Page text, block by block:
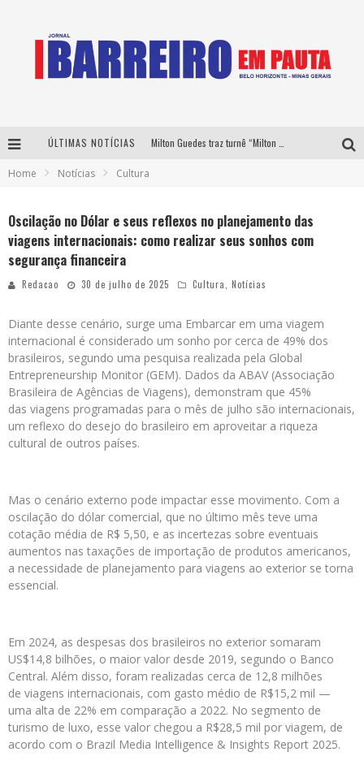
ÚLTIMAS NOTÍCIAS
Yan traz a turnê nacional do PagodYANdo para Belo Horizonte
Home Notícias Cultura
Oscilação no Dólar e seus reflexos no planejamento das
viagens internacionais: como realizar seus sonhos com
segurança financeira
Redacao 30 de julho de 2025 Cultura Notícias
Diante desse cenário, surge uma Embarcar em uma viagem
internacional é considerado um sonho por cerca de 49% dos
brasileiros, segundo uma pesquisa realizada pela Global
Entrepreneurship Monitor (GEM). Dados da ABAV (Associação
Brasileira de Agências de Viagens), demonstram que 45%
das viagens programadas para o mês de julho são internacionais,
um reflexo do desejo do brasileiro em aproveitar a riqueza
cultural de outros países.
Mas o cenário externo pode impactar esse movimento. Com a
oscilação do dólar comercial, que no último mês teve uma
cotação média de R$ 5,50, e as incertezas sobre eventuais
aumentos nas taxações de importação de produtos americanos,
a necessidade de planejamento para viagens ao exterior se torna
essencial.
Em 2024, as despesas dos brasileiros no exterior somaram
US$14,8 bilhões, o maior valor desde 2019, segundo o Banco
Central. Além disso, foram realizadas cerca de 12,8 milhões
de viagens internacionais, com gasto médio de R$15,2 mil —
uma alta de 22% em comparação a 2022. No segmento de
turismo de luxo, esse valor chegou a R$28,5 mil por viagem, de
acordo com o Brazil Media Intelligence & Insights Report 2025.